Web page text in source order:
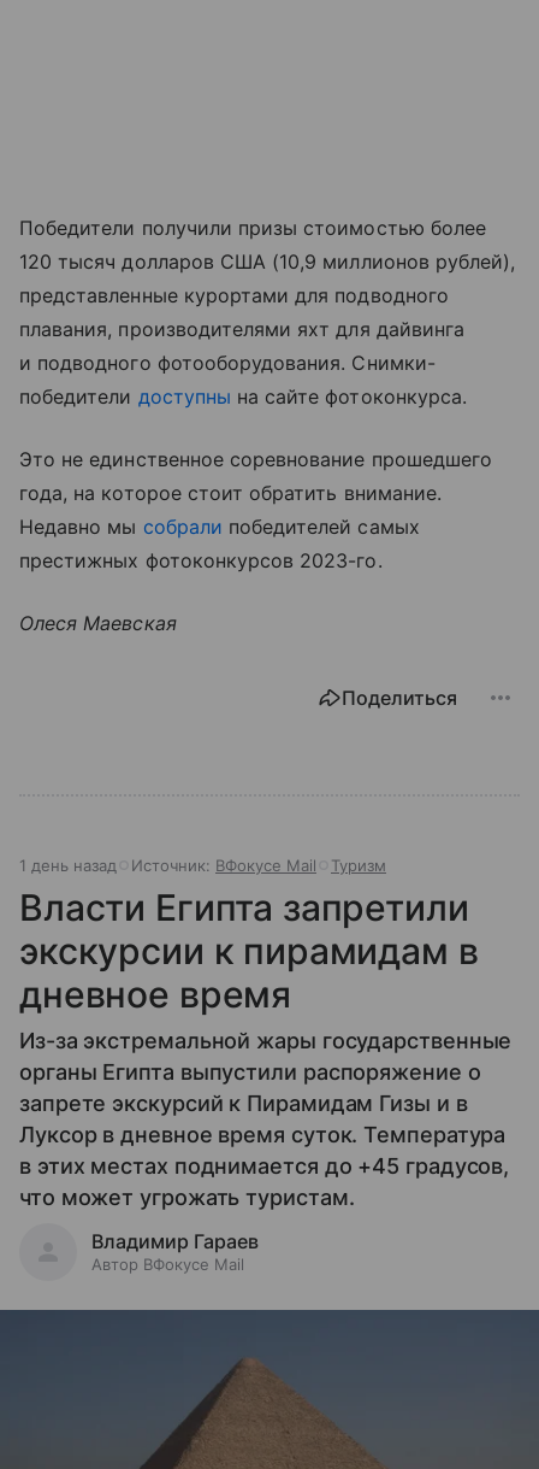
Победители получили призы стоимостью более
120 тысяч долларов США (10,9 миллионов рублей),
представленные курортами для подводного
плавания, производителями яхт для дайвинга
и подводного фотооборудования. Снимки-
победители доступны на сайте фотоконкурса.
Это не единственное соревнование прошедшего
года, на которое стоит обратить внимание.
Недавно мы собрали победителей самых
престижных фотоконкурсов 2023-го.
Олеся Маевская
Поделиться
1 день назад Источник: ВФокусе Mail Туризм
Власти Египта запретили
экскурсии к пирамидам в
дневное время
Из-за экстремальной жары государственные
органы Египта выпустили распоряжение о
запрете экскурсий к Пирамидам Гизы и в
Луксор в дневное время суток. Температура
в этих местах поднимается до +45 градусов,
что может угрожать туристам.
Владимир Гараев
Автор ВФокусе Mail